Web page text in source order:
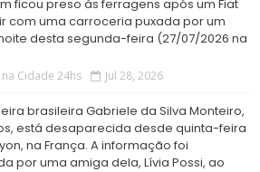
ficou preso às ferragens após um Fiat
com uma carroceria puxada por um
desta segunda-feira (27/07/2026 na
Cidade 24hs Jul 28, 2026
brasileira Gabriele da Silva Monteiro,
está desaparecida desde quinta-feira
na França. A informação foi
por uma amiga dela, Lívia Possi, ao